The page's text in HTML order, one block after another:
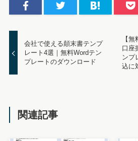
会社で使える顛末書テンプ
レート4選｜無料Wordテン
プレートのダウンロード
【
口座
ンプ
込に
関連記事